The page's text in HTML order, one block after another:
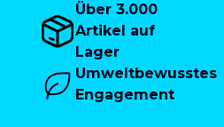
Über 3.000
Artikel auf
Lager
Umweltbewusstes
Engagement